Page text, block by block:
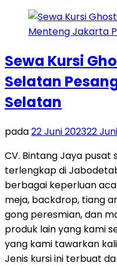
Sewa Kursi
Selatan
Selatan
pada22 Juni 202322
CV. Bintang Jaya
terlengkap di
berbagai keperluan
meja, backdrop, tiang
gong peresmian, dan
produk lain yang kami
yang kami tawarkan
Jenis kursi ini terbuat